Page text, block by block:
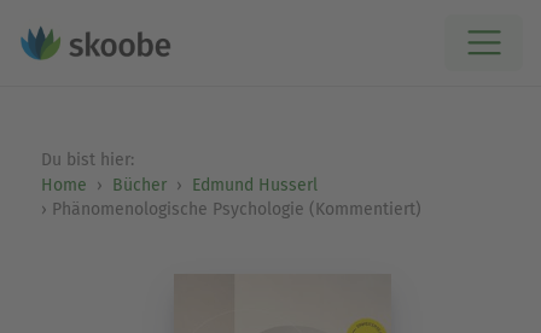
Du bist hier:
Home
Bücher
Edmund Husserl
Phänomenologische Psychologie (Kommentiert)